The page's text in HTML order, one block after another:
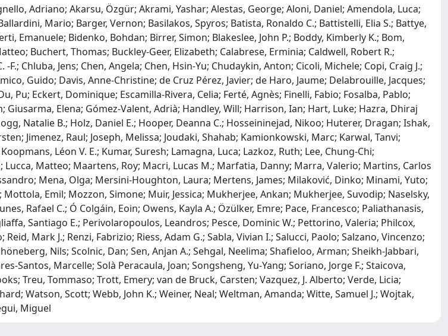
Adriano; Akarsu, Özgür; Akrami, Yashar; Alestas, George; Aloni, Daniel; Amendola, Luca;
Mario; Barger, Vernon; Basilakos, Spyros; Batista, Ronaldo C.; Battistelli, Elia S.; Battye,
Emanuele; Bidenko, Bohdan; Birrer, Simon; Blakeslee, John P.; Boddy, Kimberly K.; Bom,
Buchert, Thomas; Buckley-Geer, Elizabeth; Calabrese, Erminia; Caldwell, Robert R.;
Chluba, Jens; Chen, Angela; Chen, Hsin-Yu; Chudaykin, Anton; Cicoli, Michele; Copi, Craig J.;
Guido; Davis, Anne-Christine; de Cruz Pérez, Javier; de Haro, Jaume; Delabrouille, Jacques;
Pu; Eckert, Dominique; Escamilla-Rivera, Celia; Ferté, Agnès; Finelli, Fabio; Fosalba, Pablo;
Elena; Gómez-Valent, Adrià; Handley, Will; Harrison, Ian; Hart, Luke; Hazra, Dhiraj
Natalie B.; Holz, Daniel E.; Hooper, Deanna C.; Hosseininejad, Nikoo; Huterer, Dragan; Ishak,
Jimenez, Raul; Joseph, Melissa; Joudaki, Shahab; Kamionkowski, Marc; Karwal, Tanvi;
Léon V. E.; Kumar, Suresh; Lamagna, Luca; Lazkoz, Ruth; Lee, Chung-Chi;
Lucca, Matteo; Maartens, Roy; Macri, Lucas M.; Marfatia, Danny; Marra, Valerio; Martins, Carlos
Mena, Olga; Mersini-Houghton, Laura; Mertens, James; Milaković, Dinko; Minami, Yuto;
Emil; Mozzon, Simone; Muir, Jessica; Mukherjee, Ankan; Mukherjee, Suvodip; Naselsky,
Rafael C.; Ó Colgáin, Eoin; Owens, Kayla A.; Özülker, Emre; Pace, Francesco; Paliathanasis,
Santiago E.; Perivolaropoulos, Leandros; Pesce, Dominic W.; Pettorino, Valeria; Philcox,
Mark J.; Renzi, Fabrizio; Riess, Adam G.; Sabla, Vivian I.; Salucci, Paolo; Salzano, Vincenzo;
Nils; Scolnic, Dan; Sen, Anjan A.; Sehgal, Neelima; Shafieloo, Arman; Sheikh-Jabbari,
Santos, Marcelle; Solà Peracaula, Joan; Songsheng, Yu-Yang; Soriano, Jorge F.; Staicova,
Treu, Tommaso; Trott, Emery; van de Bruck, Carsten; Vazquez, J. Alberto; Verde, Licia;
Watson, Scott; Webb, John K.; Weiner, Neal; Weltman, Amanda; Witte, Samuel J.; Wojtak,
Miguel